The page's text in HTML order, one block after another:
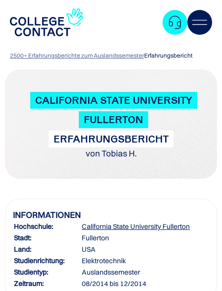
2500+ Erfahrungsberichte zum AuslandssemesterErfahrungsbericht
CALIFORNIA STATE UNIVERSITY
FULLERTON
ERFAHRUNGSBERICHT
von Tobias H.
INFORMATIONEN
Hochschule:
California State University Fullerton
Stadt:
Fullerton
Land:
USA
Studienrichtung:
Elektrotechnik
Studientyp:
Auslandssemester
Zeitraum:
08/2014 bis 12/2014